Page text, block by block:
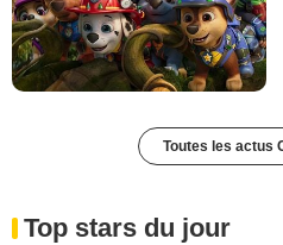
Toutes les actus
Top stars du jour